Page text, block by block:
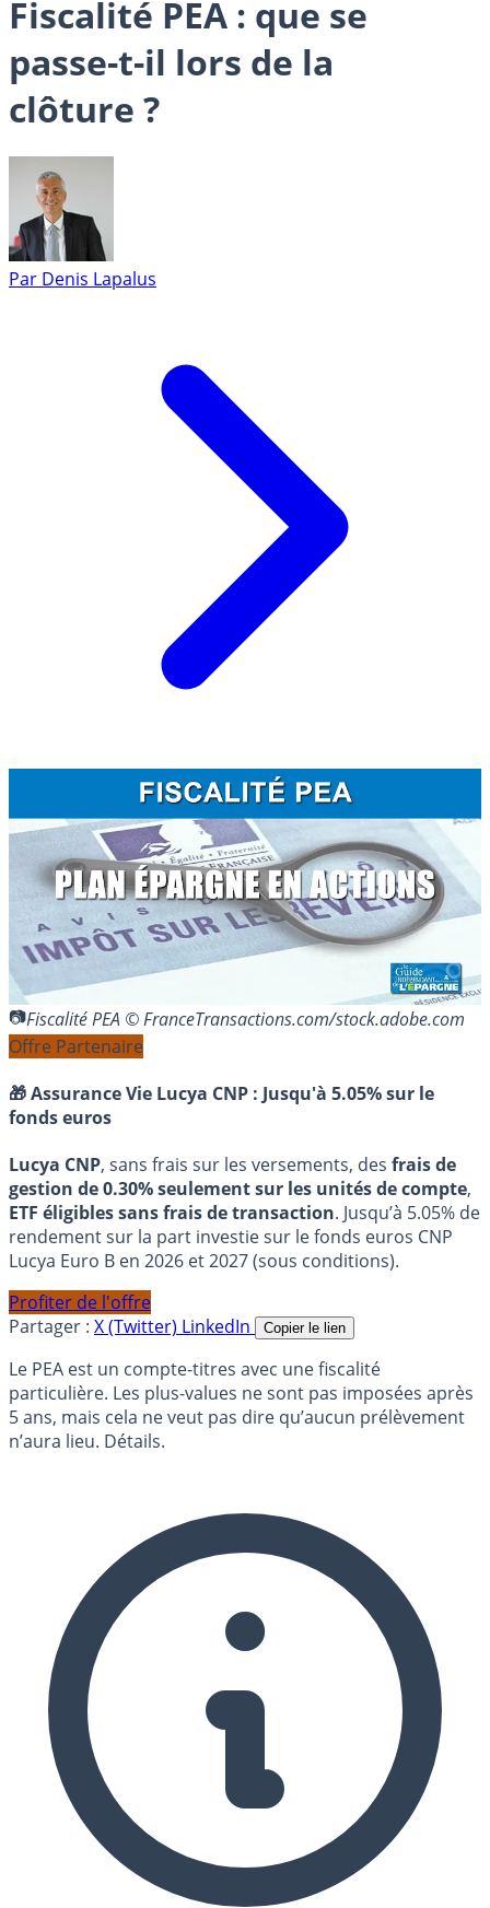
Fiscalité PEA : que se
passe-t-il lors de la
clôture ?
Par Denis Lapalus
Fiscalité PEA © FranceTransactions.com/stock.adobe.com
Offre Partenaire
🎁 Assurance Vie Lucya CNP : Jusqu'à 5.05% sur le
fonds euros
Lucya CNP, sans frais sur les versements, des frais de
gestion de 0.30% seulement sur les unités de compte,
ETF éligibles sans frais de transaction. Jusqu’à 5.05% de
rendement sur la part investie sur le fonds euros CNP
Lucya Euro B en 2026 et 2027 (sous conditions).
Profiter de l'offre
Partager : X (Twitter) LinkedIn Copier le lien
Le PEA est un compte-titres avec une fiscalité
particulière. Les plus-values ne sont pas imposées après
5 ans, mais cela ne veut pas dire qu’aucun prélèvement
n’aura lieu. Détails.